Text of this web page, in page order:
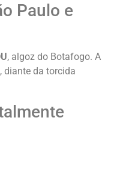
Paulo e
, algoz do Botafogo. A
, diante da torcida